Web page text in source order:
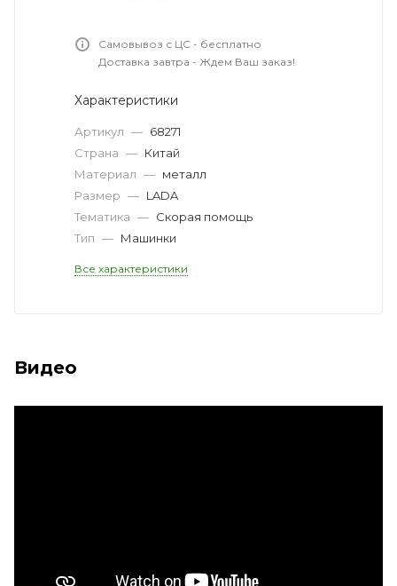
Самовывоз с ЦС - бесплатно
Доставка завтра - Ждем Ваш заказ!
Характеристики
Артикул — 68271
Страна — Китай
Материал — металл
Размер — LADA
Тематика — Скорая помощь
Тип — Машинки
Все характеристики
Видео